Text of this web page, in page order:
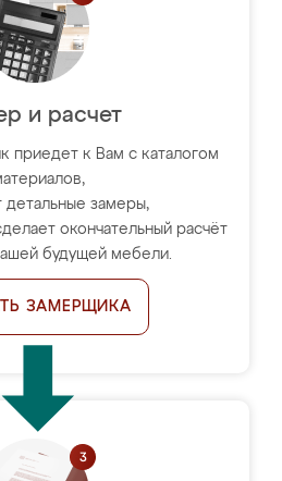
и расчет
приедет к Вам с каталогом
детальные замеры,
окончательный расчёт
будущей мебели.
ЗАМЕРЩИКА